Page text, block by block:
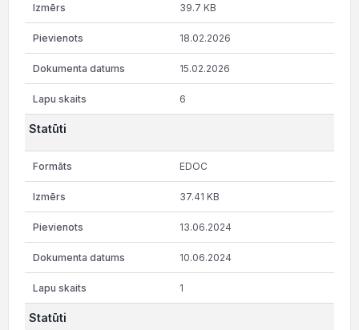
39.7 KB
18.02.2026
15.02.2026
6
Statūti
EDOC
37.41 KB
13.06.2024
10.06.2024
1
Statūti